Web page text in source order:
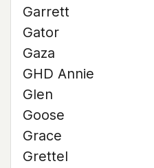
Garrett
Gator
Gaza
GHD Annie
Glen
Goose
Grace
Grettel